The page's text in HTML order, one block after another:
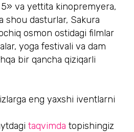
va yettita kinopremyera,
shou dasturlar, Sakura
osmon ostidagi filmlar
yoga festivali va dam
bir qancha qiziqarli
eng yaxshi iventlarni
taqvimda topishingiz